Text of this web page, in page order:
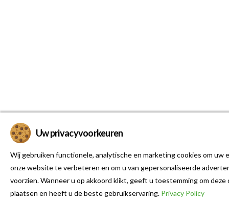
Uw privacyvoorkeuren
Wij gebruiken functionele, analytische en marketing cookies om uw
onze website te verbeteren en om u van gepersonaliseerde
voorzien. Wanneer u op akkoord klikt, geeft u toestemming om deze
plaatsen en heeft u de beste gebruikservaring. Privacy Policy